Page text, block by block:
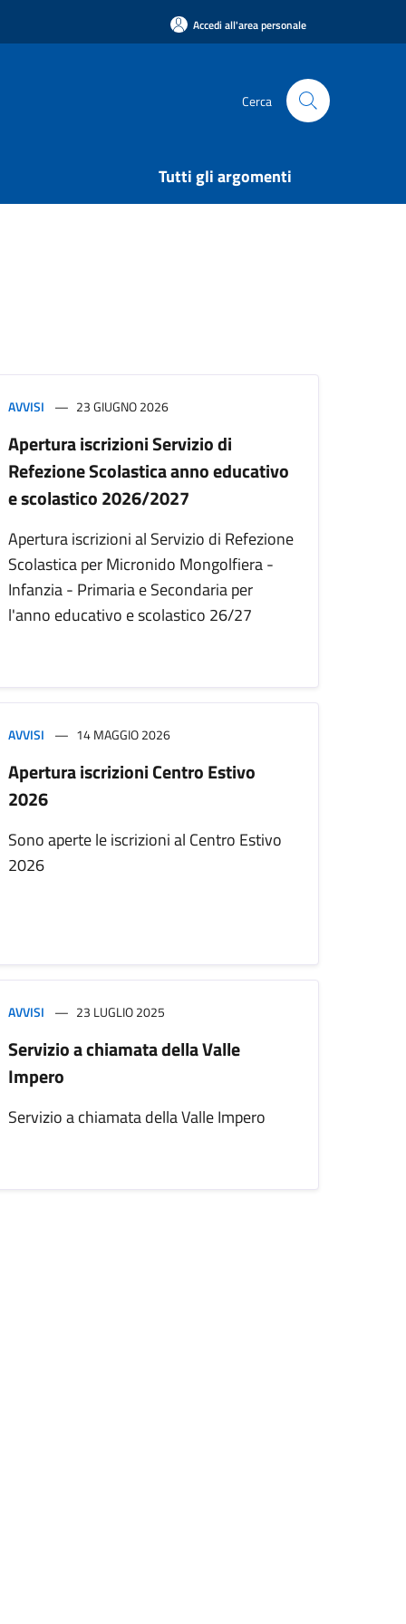
Accedi all'area personale
Cerca
Tutti gli argomenti
AVVISI 23 GIUGNO 2026
Apertura iscrizioni Servizio di
Refezione Scolastica anno educativo
e scolastico 2026/2027
Apertura iscrizioni al Servizio di Refezione
Scolastica per Micronido Mongolfiera -
Infanzia - Primaria e Secondaria per
l'anno educativo e scolastico 26/27
AVVISI 14 MAGGIO 2026
Apertura iscrizioni Centro Estivo
2026
Sono aperte le iscrizioni al Centro Estivo
2026
AVVISI 23 LUGLIO 2025
Servizio a chiamata della Valle
Impero
Servizio a chiamata della Valle Impero